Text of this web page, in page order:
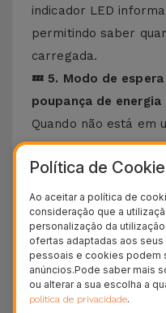
indicador LED
permitindo saber
carregada.
💤 5. Modo de
poupança de energia
Quando não está em
automaticamente em
a poupar bateria e a
ao longo do dia.
🧲 6. Fixação
conveniência
A função magnética
dispositivos
facilitando o
Política de
Ao aceitar a política de
consideração que a
personalização da
ofertas adaptadas aos
pessoais e cookies podem
anúncios.Pode saber mais
ou alterar a sua escolha a
política de privacidade.